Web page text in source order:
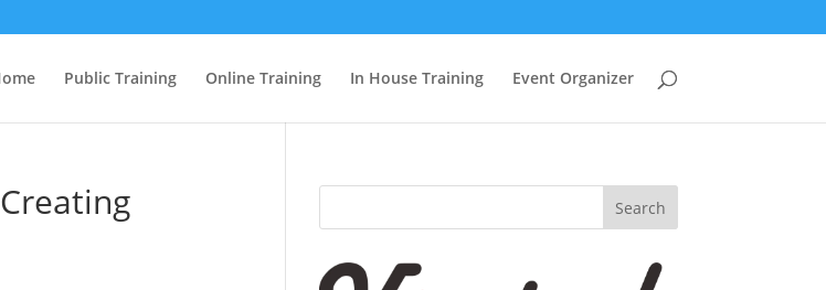
Public Training Online Training In House Training Event Organizer
Search